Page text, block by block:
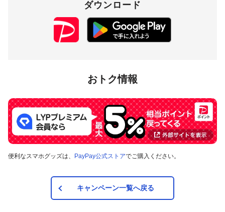
ダウンロード
おトク情報
便利なスマホグッズは、 PayPay公式ストアでご購入ください。
キャンペーン一覧へ戻る